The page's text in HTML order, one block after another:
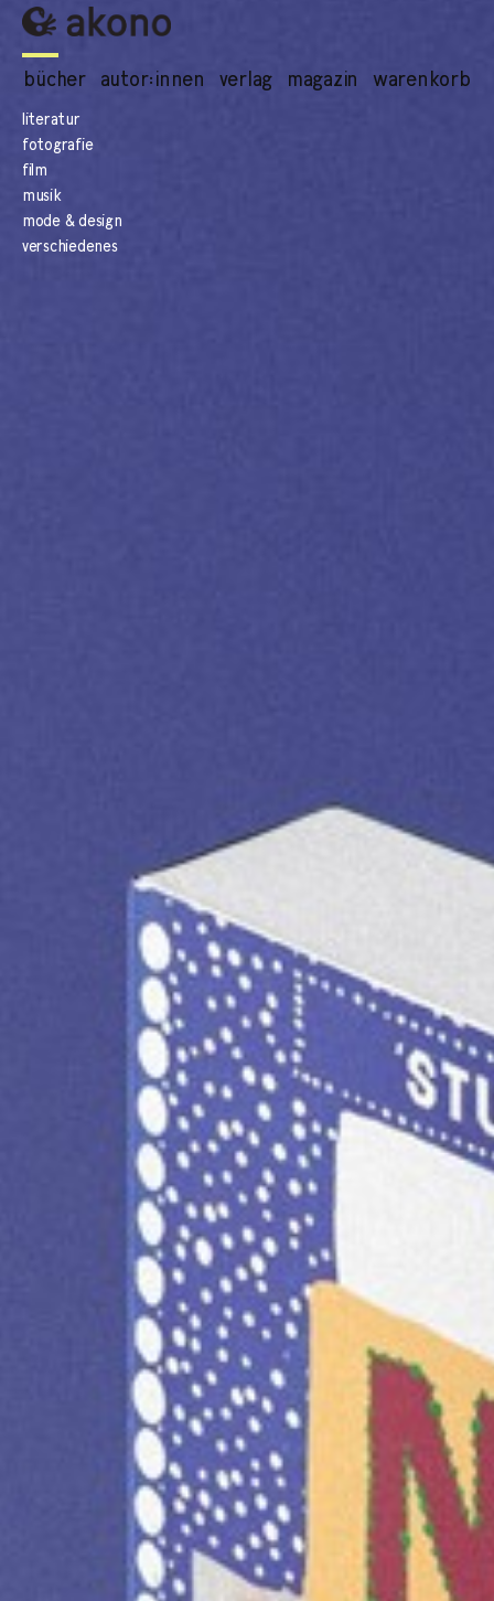
bücher autor:innen verlag magazin warenkorb
literatur
fotografie
film
musik
mode & design
verschiedenes